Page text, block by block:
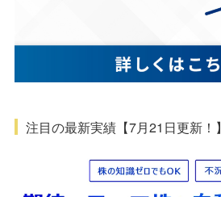
注目の最新実績【7月21日更新！】